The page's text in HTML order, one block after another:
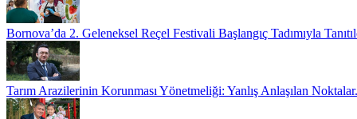
Bornova’da 2. Geleneksel Reçel Festivali Başlangıç Tadımıyla
Tarım Arazilerinin Korunması Yönetmeliği: Yanlış Anlaşılan